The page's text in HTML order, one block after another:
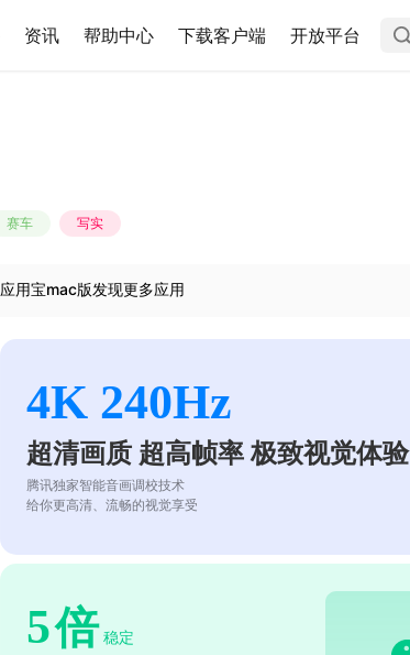
资讯 帮助中心 下载客户端 开放平台
赛车 写实
用宝mac版发现更多应用
4K 240Hz
超清画质 超高帧率 极致视觉体验
腾讯独家智能音画调校技术
给你更高清、流畅的视觉享受
5倍 稳定